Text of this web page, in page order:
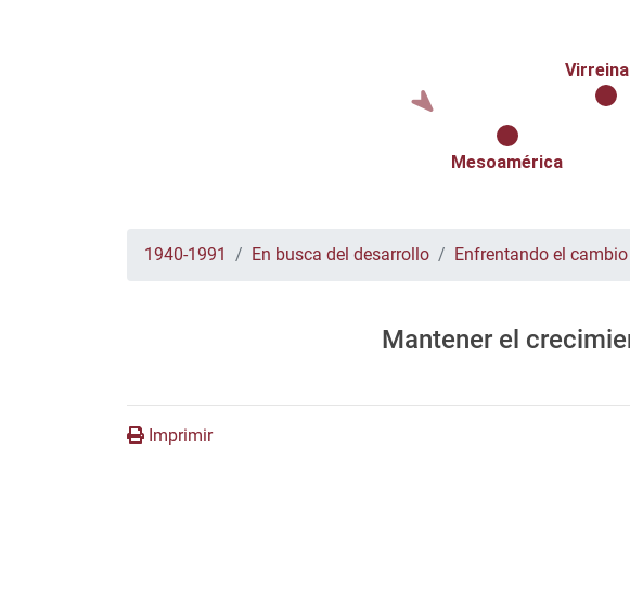
Mesoamérica
1940-1991 En busca del desarrollo Enfrentando el
Mantener el
Imprimir